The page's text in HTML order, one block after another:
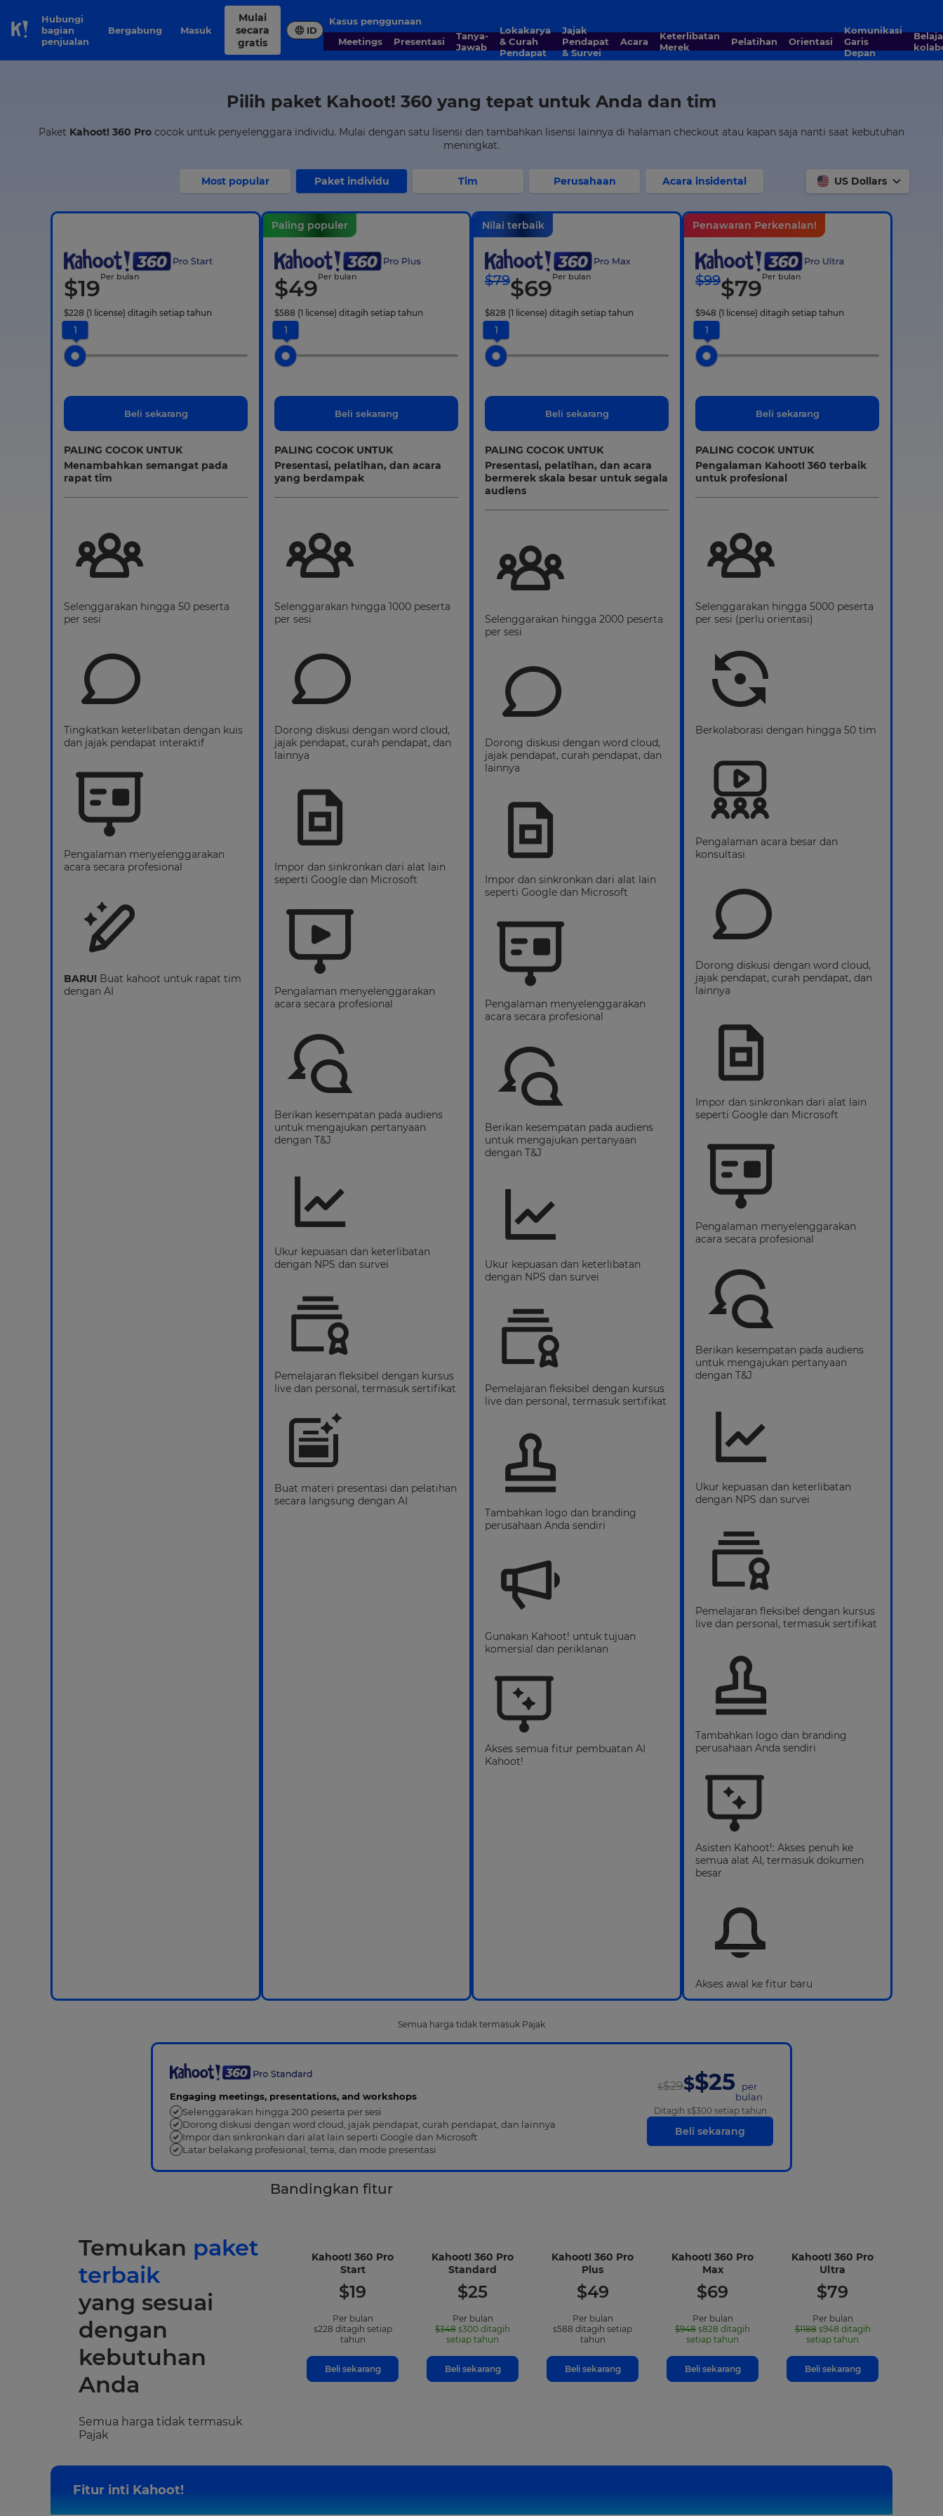
Skip to Page content
Hubungi
bagian
penjualan
Bergabung Masuk
Mulai
secara
gratis
ID
Kasus penggunaan
Meetings
Presentasi
Tanya-
Jawab
Lokakarya
& Curah
Pendapat
Jajak
Pendapat
& Survei
Acara
Keterlibatan
Merek
Pelatihan Orientasi
Komunikasi
Garis
Depan
Belajar
Pilih paket Kahoot! 360 yang tepat untuk Anda dan tim
Paket Kahoot! 360 Pro cocok untuk penyelenggara individu. Mulai dengan satu lisensi dan tambahkan lisensi lainnya di halaman checkout atau kapan saja nanti saat kebutuhan
meningkat.
Most popular Paket individu Tim Perusahaan Acara insidental US Dollars
$19Per bulan
$228 (1 license) ditagih setiap tahun
1
Beli sekarang
PALING COCOK UNTUK
Menambahkan semangat pada
rapat tim
Selenggarakan hingga 50 peserta
per sesi
Tingkatkan keterlibatan dengan kuis
dan jajak pendapat interaktif
Pengalaman menyelenggarakan
acara secara profesional
BARU! Buat kahoot untuk rapat tim
dengan AI
Paling populer
$49Per bulan
$588 (1 license) ditagih setiap tahun
1
Beli sekarang
PALING COCOK UNTUK
Presentasi, pelatihan, dan acara
yang berdampak
Selenggarakan hingga 1000 peserta
per sesi
Dorong diskusi dengan word cloud,
jajak pendapat, curah pendapat, dan
lainnya
Impor dan sinkronkan dari alat lain
seperti Google dan Microsoft
Pengalaman menyelenggarakan
acara secara profesional
Berikan kesempatan pada audiens
untuk mengajukan pertanyaan
dengan T&J
Ukur kepuasan dan keterlibatan
dengan NPS dan survei
Pemelajaran fleksibel dengan kursus
live dan personal, termasuk sertifikat
Buat materi presentasi dan pelatihan
secara langsung dengan AI
Nilai terbaik
$79$69Per bulan
$828 (1 license) ditagih setiap tahun
1
Beli sekarang
PALING COCOK UNTUK
Presentasi, pelatihan, dan acara
bermerek skala besar untuk segala
audiens
Selenggarakan hingga 2000 peserta
per sesi
Dorong diskusi dengan word cloud,
jajak pendapat, curah pendapat, dan
lainnya
Impor dan sinkronkan dari alat lain
seperti Google dan Microsoft
Pengalaman menyelenggarakan
acara secara profesional
Berikan kesempatan pada audiens
untuk mengajukan pertanyaan
dengan T&J
Ukur kepuasan dan keterlibatan
dengan NPS dan survei
Pemelajaran fleksibel dengan kursus
live dan personal, termasuk sertifikat
Tambahkan logo dan branding
perusahaan Anda sendiri
Gunakan Kahoot! untuk tujuan
komersial dan periklanan
Akses semua fitur pembuatan AI
Kahoot!
Penawaran Perkenalan!
$99$79Per bulan
$948 (1 license) ditagih setiap tahun
1
Beli sekarang
PALING COCOK UNTUK
Pengalaman Kahoot! 360 terbaik
untuk profesional
Selenggarakan hingga 5000 peserta
per sesi (perlu orientasi)
Berkolaborasi dengan hingga 50 tim
Pengalaman acara besar dan
konsultasi
Dorong diskusi dengan word cloud,
jajak pendapat, curah pendapat, dan
lainnya
Impor dan sinkronkan dari alat lain
seperti Google dan Microsoft
Pengalaman menyelenggarakan
acara secara profesional
Berikan kesempatan pada audiens
untuk mengajukan pertanyaan
dengan T&J
Ukur kepuasan dan keterlibatan
dengan NPS dan survei
Pemelajaran fleksibel dengan kursus
live dan personal, termasuk sertifikat
Tambahkan logo dan branding
perusahaan Anda sendiri
Asisten Kahoot!: Akses penuh ke
semua alat AI, termasuk dokumen
besar
Akses awal ke fitur baru
Semua harga tidak termasuk Pajak
Engaging meetings, presentations, and workshops
Selenggarakan hingga 200 peserta per sesi
Dorong diskusi dengan word cloud, jajak pendapat, curah pendapat, dan lainnya
Impor dan sinkronkan dari alat lain seperti Google dan Microsoft
Latar belakang profesional, tema, dan mode presentasi
$$29$$25
per
bulan
Ditagih $$300setiap tahun
Beli sekarang
Bandingkan fitur
Temukan paket
terbaik
yang sesuai
dengan
kebutuhan
Anda
Semua harga tidak termasuk
Pajak
Kahoot! 360 Pro
Start-
features
$19
Per bulan
$228 ditagih setiap
tahun
Beli sekarang
Kahoot! 360 Pro
Standard
$25
Per bulan
$348 $300 ditagih
setiap tahun
Beli sekarang
Kahoot! 360 Pro
Plus-
features
$49
Per bulan
$588 ditagih setiap
tahun
Beli sekarang
Kahoot! 360 Pro
Max-
features
$69
Per bulan
$948 $828 ditagih
setiap tahun
Beli sekarang
Kahoot! 360 Pro
Ultra
features
$79
Per bulan
$1188 $948 ditagih
setiap tahun
Beli sekarang
Fitur inti Kahoot!